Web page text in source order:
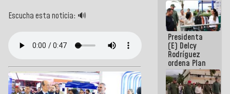
Escucha esta noticia: 🔊
Presidenta
(E) Delcy
Rodríguez
ordena Plan
maestro de
desarrollo
logístico y